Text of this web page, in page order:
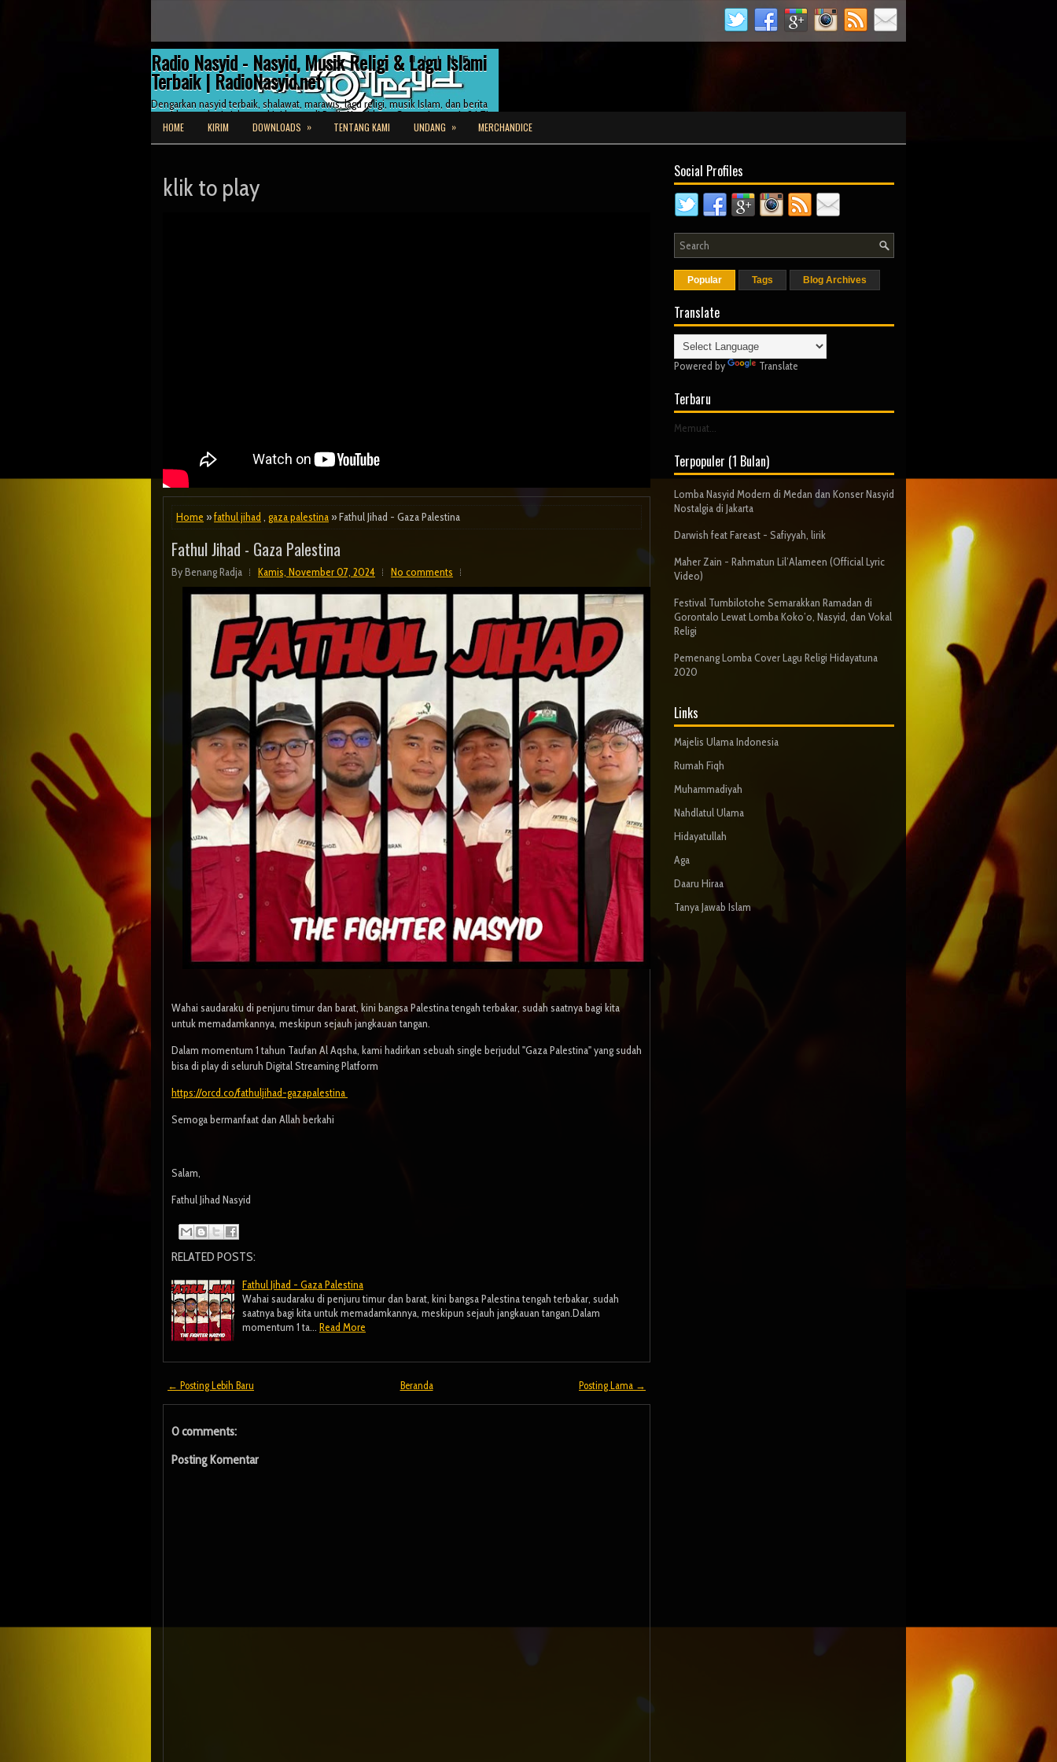
Radio Nasyid - Nasyid, Musik Religi & Lagu Islami
Terbaik | RadioNasyid.net
Dengarkan nasyid terbaik, shalawat, marawis, lagu religi, musik Islam, dan berita
nasyid serta dunia Islam terkini hanya di RadioNasyid.net. Streaming gratis 24/7!
HOME KIRIM DOWNLOADS » TENTANG KAMI UNDANG » MERCHANDICE
klik to play
Home »fathul jihad , gaza palestina » Fathul Jihad - Gaza Palestina
Fathul Jihad - Gaza Palestina
ByBenang Radja Kamis, November 07, 2024 No comments
Wahai saudaraku di penjuru timur dan barat, kini bangsa Palestina tengah terbakar, sudah saatnya bagi kita
untuk memadamkannya, meskipun sejauh jangkauan tangan.
Dalam momentum 1 tahun Taufan Al Aqsha, kami hadirkan sebuah single berjudul "Gaza Palestina" yang sudah
bisa di play di seluruh Digital Streaming Platform
https://orcd.co/fathuljihad-gazapalestina
Semoga bermanfaat dan Allah berkahi
Salam,
Fathul Jihad Nasyid
RELATED POSTS:
Fathul Jihad - Gaza Palestina
Wahai saudaraku di penjuru timur dan barat, kini bangsa Palestina tengah terbakar, sudah
saatnya bagi kita untuk memadamkannya, meskipun sejauh jangkauan tangan.Dalam
momentum 1 ta… Read More
← Posting Lebih Baru Posting Lama →
Beranda
0 comments:
Posting Komentar
Social Profiles
Popular Tags Blog Archives
Translate
Powered by Translate
Terbaru
Memuat...
Terpopuler (1 Bulan)
Lomba Nasyid Modern di Medan dan Konser Nasyid
Nostalgia di Jakarta
Darwish feat Fareast - Safiyyah, lirik
Maher Zain - Rahmatun Lil’Alameen (Official Lyric
Video)
Festival Tumbilotohe Semarakkan Ramadan di
Gorontalo Lewat Lomba Koko’o, Nasyid, dan Vokal
Religi
Pemenang Lomba Cover Lagu Religi Hidayatuna
2020
Links
Majelis Ulama Indonesia
Rumah Fiqh
Muhammadiyah
Nahdlatul Ulama
Hidayatullah
Aga
Daaru Hiraa
Tanya Jawab Islam